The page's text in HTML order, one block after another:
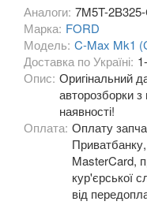
Focus Mk2 С307
Focus Mk2 CC
Focus Mk3 С346
Fiesta Mk7 (JA8)
Fiesta Mk8
Fiesta Active Mk8
Аналоги: 7M5T-
Марка: FORD
Модель: C-Max Mk1
Доставка по Україні:
Опис: Оригінальний
авторозборки
наявності!
Оплата: Оплату
MasterCard,
кур'єрської
від